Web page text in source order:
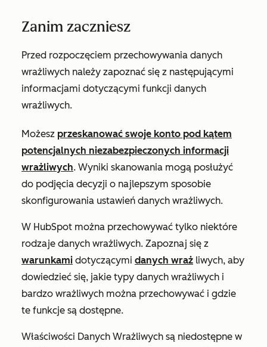
Zanim zaczniesz
Przed rozpoczęciem przechowywania danych
wrażliwych należy zapoznać się z następującymi
informacjami dotyczącymi funkcji danych
wrażliwych.
Możesz przeskanować swoje konto pod kątem
potencjalnych niezabezpieczonych informacji
wrażliwych. Wyniki skanowania mogą posłużyć
do podjęcia decyzji o najlepszym sposobie
skonfigurowania ustawień danych wrażliwych.
W HubSpot można przechowywać tylko niektóre
rodzaje danych wrażliwych. Zapoznaj się z
warunkami dotyczącymi danych wraż liwych, aby
dowiedzieć się, jakie typy danych wrażliwych i
bardzo wrażliwych można przechowywać i gdzie
te funkcje są dostępne.
Właściwości Danych Wrażliwych są niedostępne w